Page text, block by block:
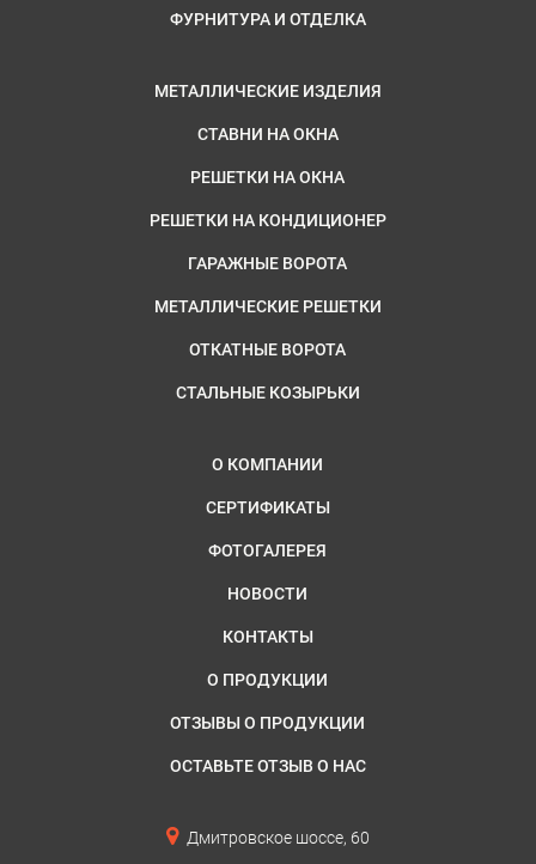
ФУРНИТУРА И ОТДЕЛКА
МЕТАЛЛИЧЕСКИЕ ИЗДЕЛИЯ
СТАВНИ НА ОКНА
РЕШЕТКИ НА ОКНА
РЕШЕТКИ НА КОНДИЦИОНЕР
ГАРАЖНЫЕ ВОРОТА
МЕТАЛЛИЧЕСКИЕ РЕШЕТКИ
ОТКАТНЫЕ ВОРОТА
СТАЛЬНЫЕ КОЗЫРЬКИ
О КОМПАНИИ
СЕРТИФИКАТЫ
ФОТОГАЛЕРЕЯ
НОВОСТИ
КОНТАКТЫ
О ПРОДУКЦИИ
ОТЗЫВЫ О ПРОДУКЦИИ
ОСТАВЬТЕ ОТЗЫВ О НАС
Дмитровское шоссе, 60